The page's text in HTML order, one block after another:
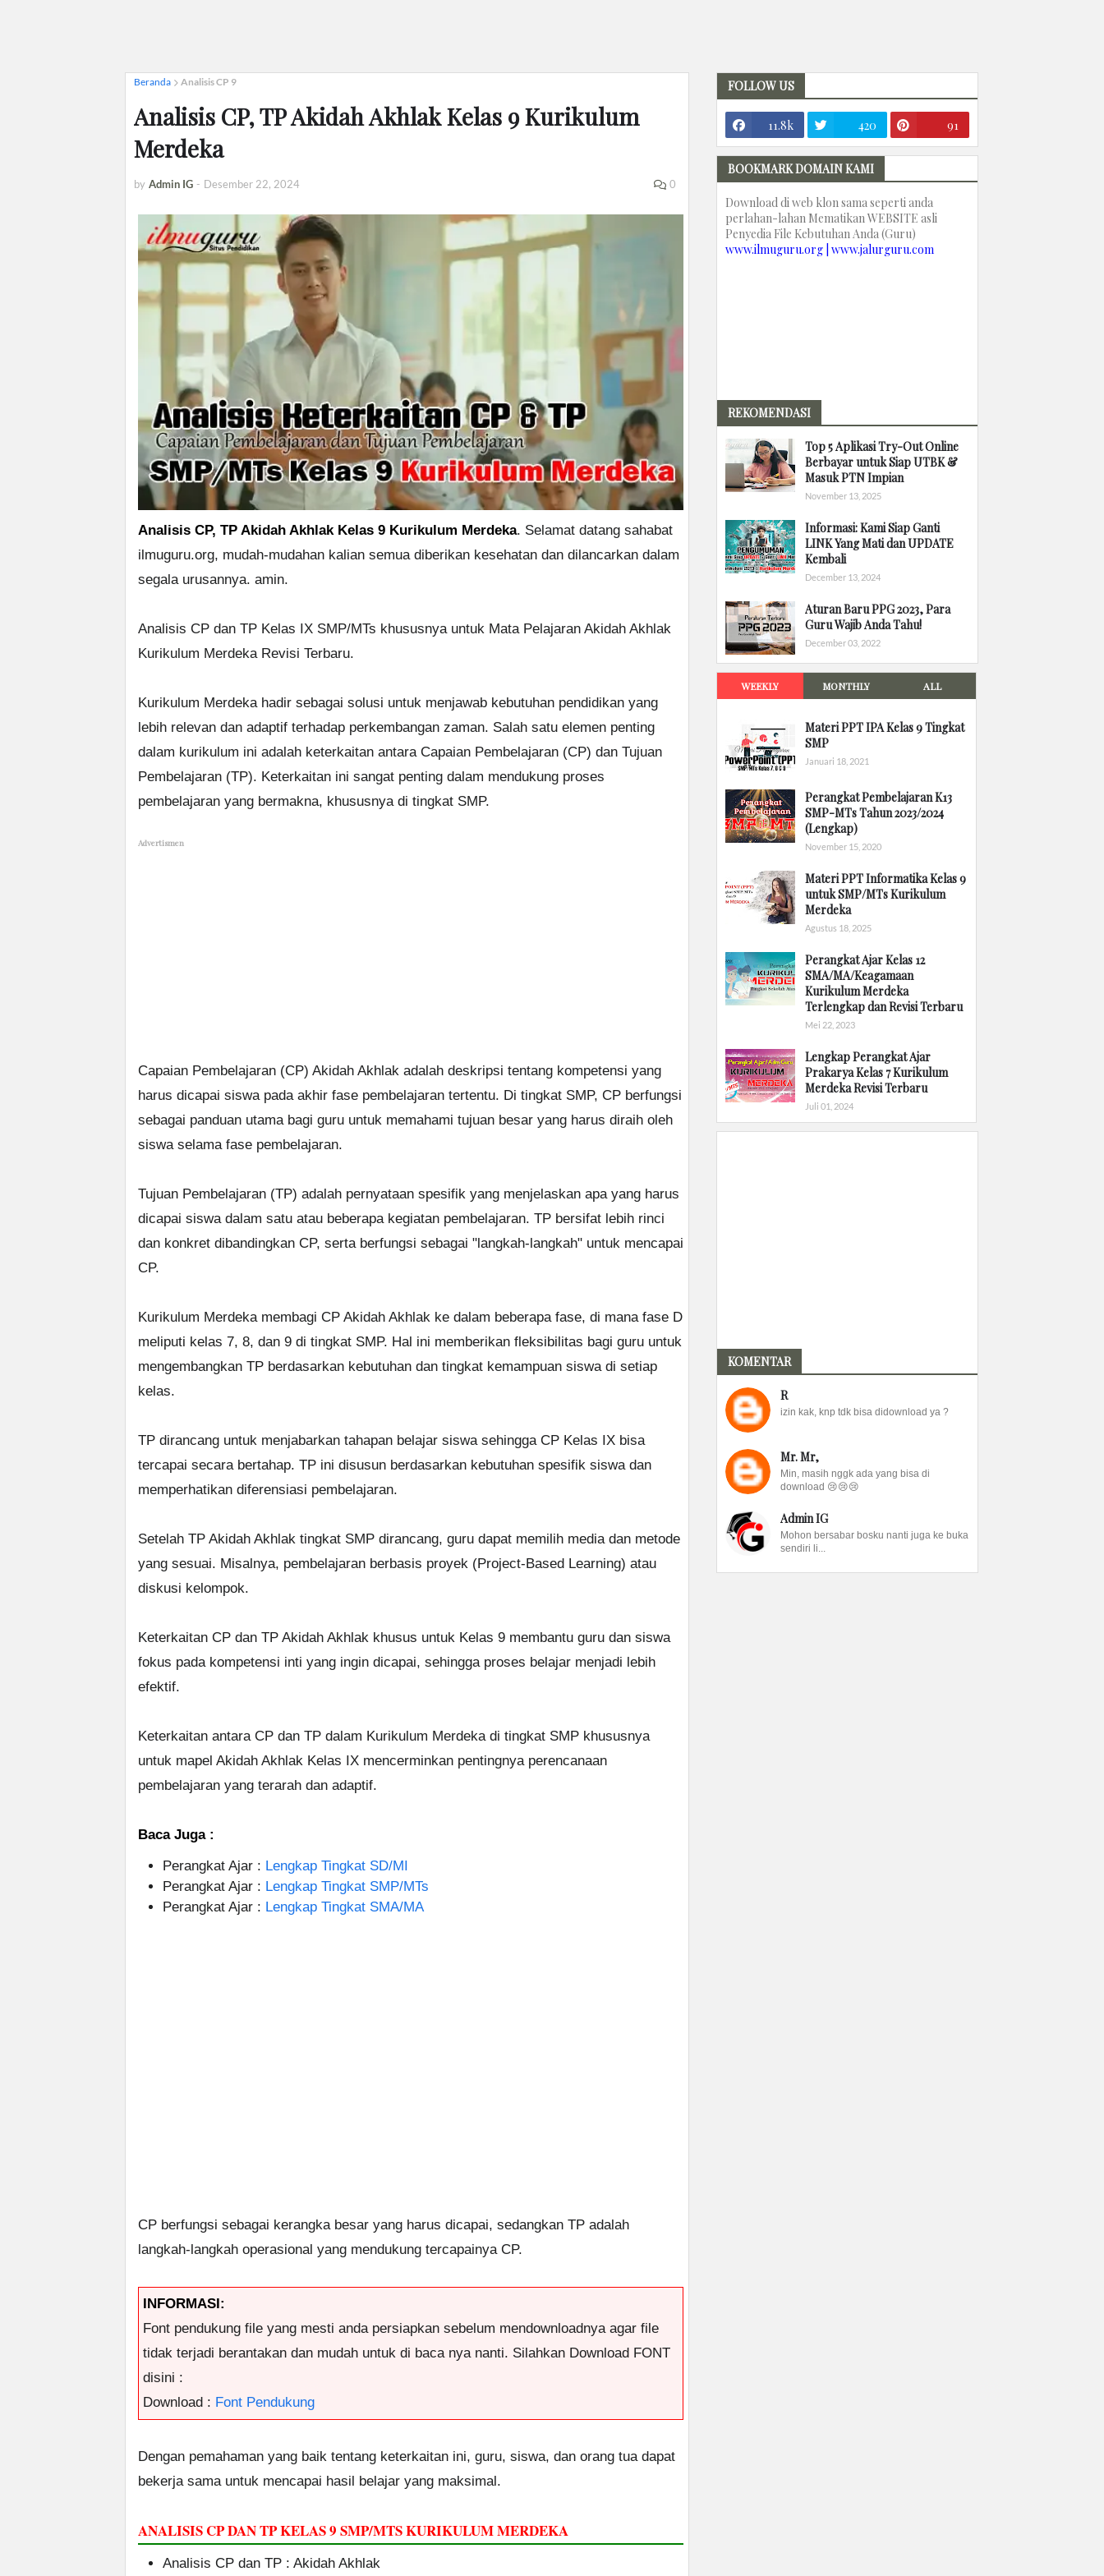
Beranda Analisis CP 9
Analisis CP, TP Akidah Akhlak Kelas 9 Kurikulum
Merdeka
by Admin IG - Desember 22, 2024 0
Analisis CP, TP Akidah Akhlak Kelas 9 Kurikulum Merdeka. Selamat datang sahabat
ilmuguru.org, mudah-mudahan kalian semua diberikan kesehatan dan dilancarkan dalam
segala urusannya. amin.
Analisis CP dan TP Kelas IX SMP/MTs khususnya untuk Mata Pelajaran Akidah Akhlak
Kurikulum Merdeka Revisi Terbaru.
Kurikulum Merdeka hadir sebagai solusi untuk menjawab kebutuhan pendidikan yang
lebih relevan dan adaptif terhadap perkembangan zaman. Salah satu elemen penting
dalam kurikulum ini adalah keterkaitan antara Capaian Pembelajaran (CP) dan Tujuan
Pembelajaran (TP). Keterkaitan ini sangat penting dalam mendukung proses
pembelajaran yang bermakna, khususnya di tingkat SMP.
Advertismen
Capaian Pembelajaran (CP) Akidah Akhlak adalah deskripsi tentang kompetensi yang
harus dicapai siswa pada akhir fase pembelajaran tertentu. Di tingkat SMP, CP berfungsi
sebagai panduan utama bagi guru untuk memahami tujuan besar yang harus diraih oleh
siswa selama fase pembelajaran.
Tujuan Pembelajaran (TP) adalah pernyataan spesifik yang menjelaskan apa yang harus
dicapai siswa dalam satu atau beberapa kegiatan pembelajaran. TP bersifat lebih rinci
dan konkret dibandingkan CP, serta berfungsi sebagai "langkah-langkah" untuk mencapai
CP.
Kurikulum Merdeka membagi CP Akidah Akhlak ke dalam beberapa fase, di mana fase D
meliputi kelas 7, 8, dan 9 di tingkat SMP. Hal ini memberikan fleksibilitas bagi guru untuk
mengembangkan TP berdasarkan kebutuhan dan tingkat kemampuan siswa di setiap
kelas.
TP dirancang untuk menjabarkan tahapan belajar siswa sehingga CP Kelas IX bisa
tercapai secara bertahap. TP ini disusun berdasarkan kebutuhan spesifik siswa dan
memperhatikan diferensiasi pembelajaran.
Setelah TP Akidah Akhlak tingkat SMP dirancang, guru dapat memilih media dan metode
yang sesuai. Misalnya, pembelajaran berbasis proyek (Project-Based Learning) atau
diskusi kelompok.
Keterkaitan CP dan TP Akidah Akhlak khusus untuk Kelas 9 membantu guru dan siswa
fokus pada kompetensi inti yang ingin dicapai, sehingga proses belajar menjadi lebih
efektif.
Keterkaitan antara CP dan TP dalam Kurikulum Merdeka di tingkat SMP khususnya
untuk mapel Akidah Akhlak Kelas IX mencerminkan pentingnya perencanaan
pembelajaran yang terarah dan adaptif.
Baca Juga :
Perangkat Ajar : Lengkap Tingkat SD/MI
Perangkat Ajar : Lengkap Tingkat SMP/MTs
Perangkat Ajar : Lengkap Tingkat SMA/MA
CP berfungsi sebagai kerangka besar yang harus dicapai, sedangkan TP adalah
langkah-langkah operasional yang mendukung tercapainya CP.
INFORMASI:
Font pendukung file yang mesti anda persiapkan sebelum mendownloadnya agar file
tidak terjadi berantakan dan mudah untuk di baca nya nanti. Silahkan Download FONT
disini :
Download : Font Pendukung
Dengan pemahaman yang baik tentang keterkaitan ini, guru, siswa, dan orang tua dapat
bekerja sama untuk mencapai hasil belajar yang maksimal.
ANALISIS CP DAN TP KELAS 9 SMP/MTS KURIKULUM MERDEKA
Analisis CP dan TP : Akidah Akhlak
FOLLOW US
11.8k 420 91
BOOKMARK DOMAIN KAMI
Download di web klon sama seperti anda
perlahan-lahan Mematikan WEBSITE asli
Penyedia File Kebutuhan Anda (Guru)
www.ilmuguru.org | www.jalurguru.com
REKOMENDASI
Top 5 Aplikasi Try-Out Online
Berbayar untuk Siap UTBK &
Masuk PTN Impian
November 13, 2025
Informasi: Kami Siap Ganti
LINK Yang Mati dan UPDATE
Kembali
December 13, 2024
Aturan Baru PPG 2023, Para
Guru Wajib Anda Tahu!
December 03, 2022
WEEKLY MONTHLY ALL
Materi PPT IPA Kelas 9 Tingkat
SMP
Januari 18, 2021
Perangkat Pembelajaran K13
SMP-MTs Tahun 2023/2024
(Lengkap)
November 15, 2020
Materi PPT Informatika Kelas 9
untuk SMP/MTs Kurikulum
Merdeka
Agustus 18, 2025
Perangkat Ajar Kelas 12
SMA/MA/Keagamaan
Kurikulum Merdeka
Terlengkap dan Revisi Terbaru
Mei 22, 2023
Lengkap Perangkat Ajar
Prakarya Kelas 7 Kurikulum
Merdeka Revisi Terbaru
Juli 01, 2024
KOMENTAR
R
izin kak, knp tdk bisa didownload ya ?
Mr. Mr,
Min, masih nggk ada yang bisa di
download 😢😢😢
Admin IG
Mohon bersabar bosku nanti juga ke buka
sendiri li...